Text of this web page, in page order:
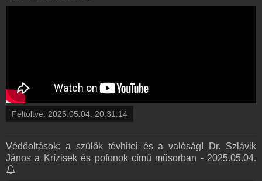
Feltöltve: 2025.05.04. 20:31:14
Védőoltások: a szülők tévhitei és a valóság! Dr. Szlávik
János a Krízisek és pofonok című műsorban - 2025.05.04.